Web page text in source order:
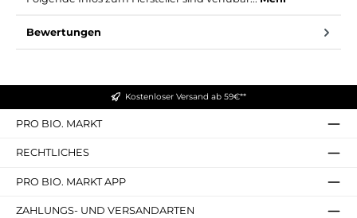
Bewertungen
Kostenloser Versand ab 59€**
PRO BIO. MARKT
RECHTLICHES
PRO BIO. MARKT APP
ZAHLUNGS- UND VERSANDARTEN